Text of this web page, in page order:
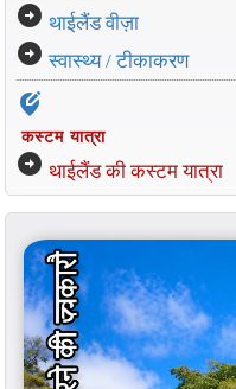
arrow_circle_right थाईलैंड वीज़ा
arrow_circle_right स्वास्थ्य / टीकाकरण
edit_location_alt
कस्टम यात्रा
arrow_circle_right थाईलैंड की कस्टम यात्रा